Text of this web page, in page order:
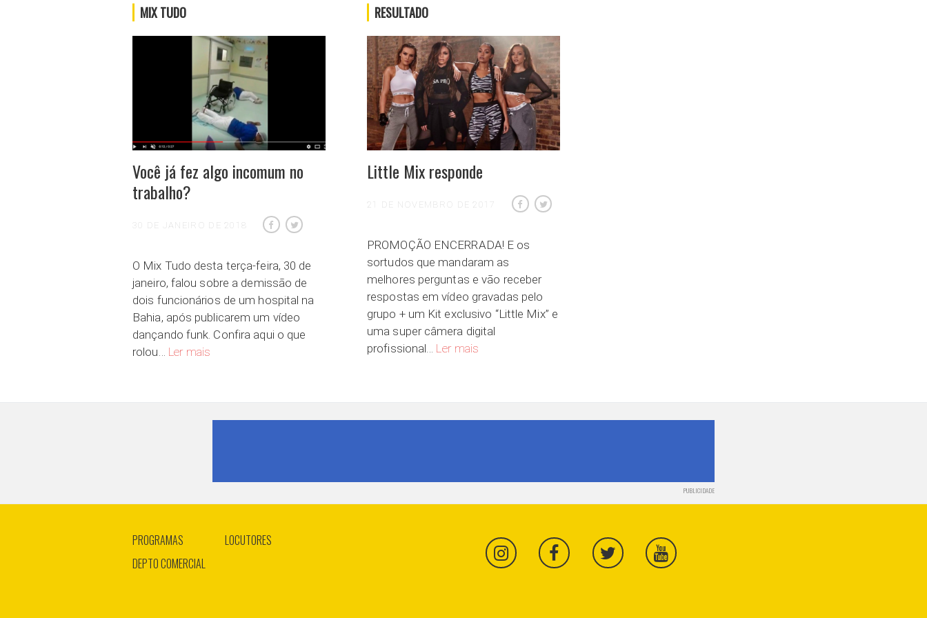
MIX TUDO
Você já fez algo incomum no
trabalho?
30 DE JANEIRO DE 2018
O Mix Tudo desta terça-feira, 30 de
janeiro, falou sobre a demissão de
dois funcionários de um hospital na
Bahia, após publicarem um vídeo
dançando funk. Confira aqui o que
rolou… Ler mais
RESULTADO
Little Mix responde
21 DE NOVEMBRO DE 2017
PROMOÇÃO ENCERRADA! E os
sortudos que mandaram as
melhores perguntas e vão receber
respostas em vídeo gravadas pelo
grupo + um Kit exclusivo “Little Mix” e
uma super câmera digital
profissional… Ler mais
PUBLICIDADE
PROGRAMAS
LOCUTORES
DEPTO COMERCIAL